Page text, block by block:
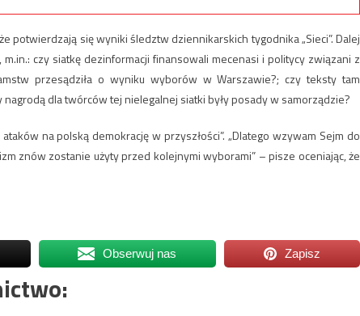
potwierdzają się wyniki śledztw dziennikarskich tygodnika „Sieci”. Dalej
czy siatkę dezinformacji finansowali mecenasi i politycy związani z
przesądziła o wyniku wyborów w Warszawie?; czy teksty tam
dla twórców tej nielegalnej siatki były posady w samorządzie?
na polską demokrację w przyszłości”. „Dlatego wzywam Sejm do
znów zostanie użyty przed kolejnymi wyborami” – pisze oceniając, że
Obserwuj nas Zapisz